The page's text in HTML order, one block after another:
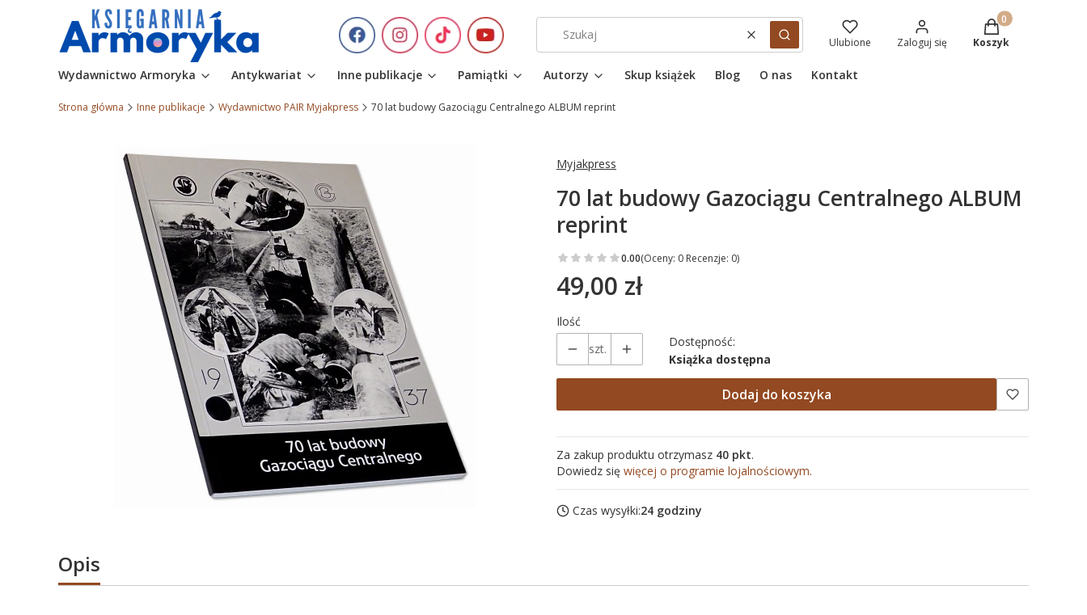
WyczyśćSzukaj Ulubione Zaloguj się
Produkty w
Koszyk
Wydawnictwo Armoryka Antykwariat Inne publikacje Pamiątki Autorzy Skup książek Blog O nas Kontakt
Strona główna Inne publikacje Wydawnictwo PAIR Myjakpress 70 lat budowy Gazociągu Centralnego ALBUM reprint
Myjakpress
70 lat budowy Gazociągu Centralnego ALBUM
reprint
0.00(Oceny: 0 Recenzje: 0)
Cena
49,00 zł
Ilość
szt.
Dostępność:
Książka dostępna
Dodaj do koszyka
Za zakup produktu otrzymasz 40 pkt.
Dowiedz się więcej o programie lojalnościowym.
Czas wysyłki:24 godziny
Opis